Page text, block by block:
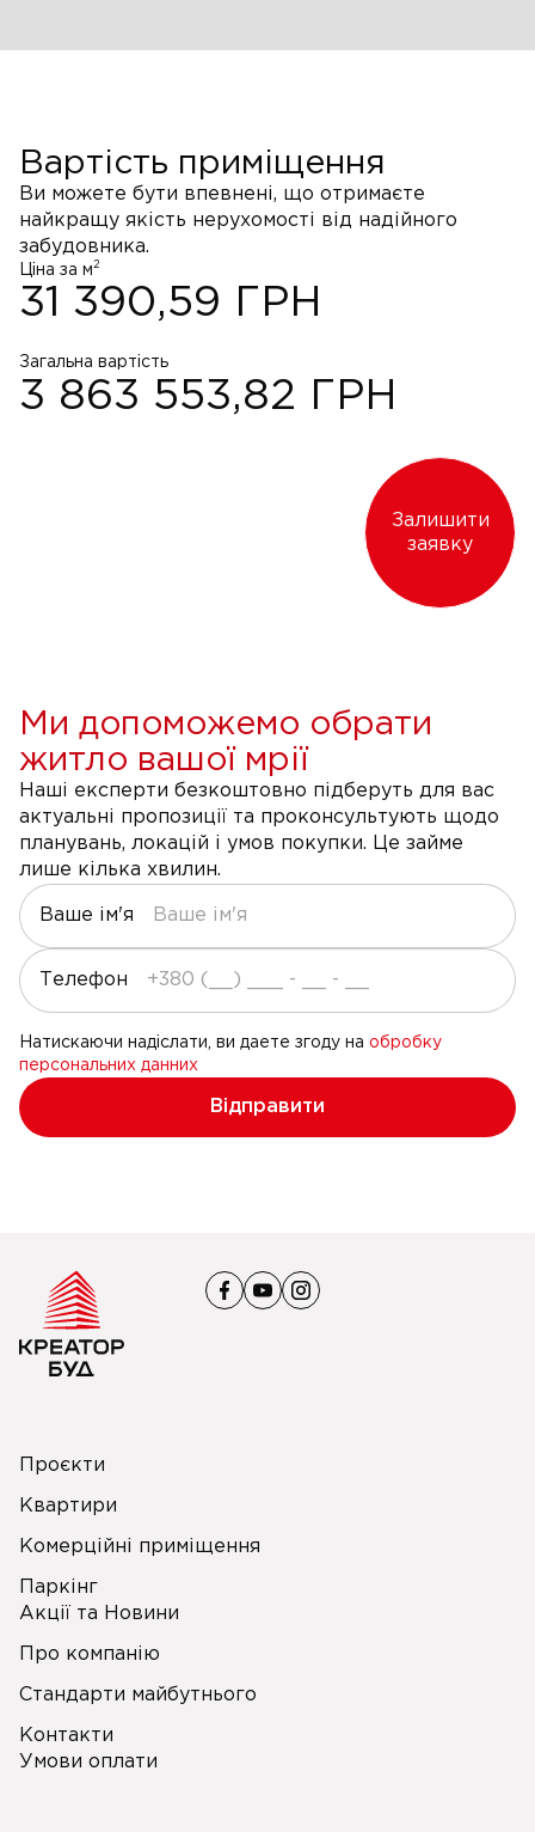
Вартість приміщення
Ви можете бути впевнені, що отримаєте
найкращу якість нерухомості від надійного
забудовника.
Ціна за м 2
31 390,59 ГРН
Загальна вартість
3 863 553,82 ГРН
Залишити
заявку
Ми допоможемо обрати
житло вашої мрії
Наші експерти безкоштовно підберуть для вас
актуальні пропозиції та проконсультують щодо
планувань, локацій і умов покупки. Це займе
лише кілька хвилин.
Ваше ім'я
Телефон
Натискаючи надіслати, ви даете згоду на обробку
персональних данних
Відправити
Проєкти
Квартири
Комерційні приміщення
Паркінг
Акції та Новини
Про компанію
Стандарти майбутнього
Контакти
Умови оплати